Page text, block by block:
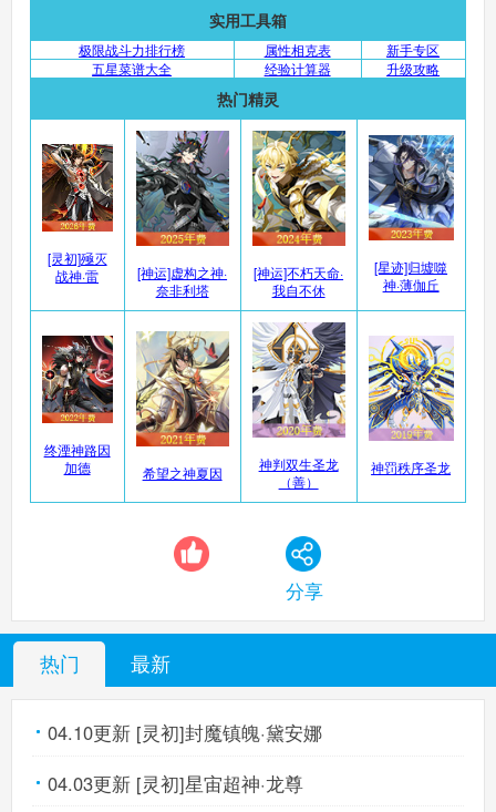
奥奇传说手机版 搜 手
实用工具箱
极限战斗力排行榜 属性相克表
新手专区
五星菜谱大全
经验计算器 升级攻略
热门精灵
[灵初]殛灭
战神·雷
[神运]虚构之神·
奈非利塔
[神运]不朽天命·
我自不休
[星迹]归墟噬
神·薄伽丘
终湮神路因
加德
希望之神夏因
神判双生圣龙
（善）
神罚秩序圣龙
分享
热门 最新
04.10更新 [灵初]封魔镇魄·黛安娜
04.03更新 [灵初]星宙超神·龙尊